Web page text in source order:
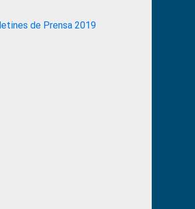
de Prensa 2019